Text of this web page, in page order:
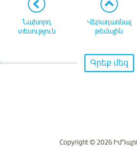
Նախորդ
տեսություն
Վերադառնալ
թեմային
Գրեք մեզ
Copyright © 2026